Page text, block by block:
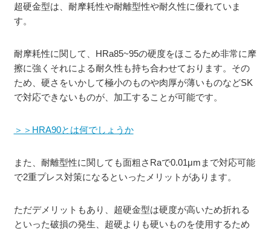
超硬金型は、耐摩耗性や耐離型性や耐久性に優れていま
す。
耐摩耗性に関して、HRa85~95の硬度をほこるため非常に摩
擦に強くそれによる耐久性も持ち合わせております。その
ため、硬さをいかして極小のものや肉厚が薄いものなどSK
で対応できないものが、加工することが可能です。
＞＞HRA90とは何でしょうか
また、耐離型性に関しても面粗さRaで0.01μmまで対応可能
で2重プレス対策になるといったメリットがあります。
ただデメリットもあり、超硬金型は硬度が高いため折れる
といった破損の発生、超硬よりも硬いものを使用するため